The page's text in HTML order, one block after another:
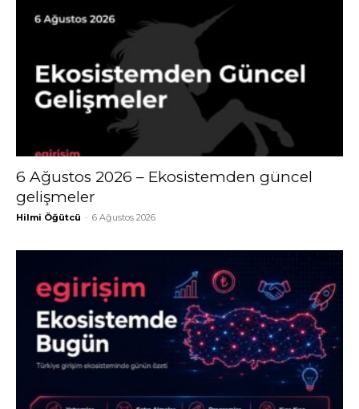
6 Ağustos 2026 – Ekosistemden güncel
gelişmeler
Hilmi Öğütcü - 6 Ağustos 2026